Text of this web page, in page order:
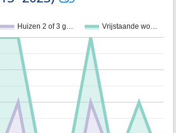
Huizen 2 of 3 g… Vrijstaande wo…